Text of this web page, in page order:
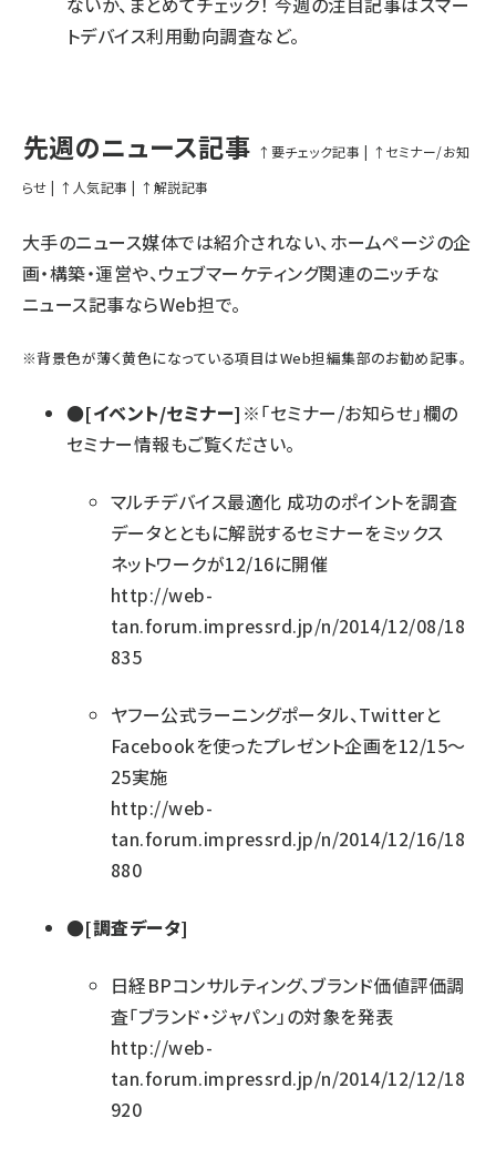
トデバイス利用動向調査など。
先週のニュース記事 ↑要チェック記事 | ↑セミナー/お知
らせ | ↑人気記事 | ↑解説記事
大手のニュース媒体では紹介されない、ホームページの企
画・構築・運営や、ウェブマーケティング関連のニッチな
ニュース記事ならWeb担で。
※背景色が薄く黄色になっている項目はWeb担編集部のお勧め記事。
●[イベント/セミナー] ※「セミナー/お知らせ」欄の
セミナー情報もご覧ください。
マルチデバイス最適化 成功のポイントを調査
データとともに解説するセミナーをミックス
ネットワークが12/16に開催
http://web-
tan.forum.impressrd.jp/n/2014/12/08/18
835
ヤフー公式ラーニングポータル、Twitterと
Facebookを使ったプレゼント企画を12/15～
25実施
http://web-
tan.forum.impressrd.jp/n/2014/12/16/18
880
●[調査データ]
日経BPコンサルティング、ブランド価値評価調
査「ブランド・ジャパン」の対象を発表
http://web-
tan.forum.impressrd.jp/n/2014/12/12/18
920